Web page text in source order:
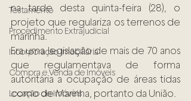
Testamento
Procedimento Extrajudicial
Incorporação Imobiliária
Compra e Venda de Imóveis
Locação de Imóveis
na tarde desta quinta-feira (28), o
projeto que regulariza os terrenos de
marinha.
Era uma legislação de mais de 70 anos
que regulamentava de forma
autoritária a ocupação de áreas tidas
como de Marinha, portanto da União.